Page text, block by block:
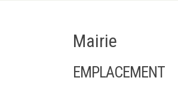
Mairie
EMPLACEMENT